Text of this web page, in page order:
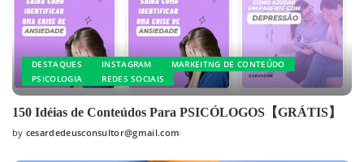
DESTAQUES INSTAGRAM
MARKEITNG DE CONTEÚDO
PSICOLOGIA
REDES SOCIAIS
150 Idéias de Conteúdos Para PSICÓLOGOS【GRÁTIS】
by cesardedeusconsultor@gmail.com